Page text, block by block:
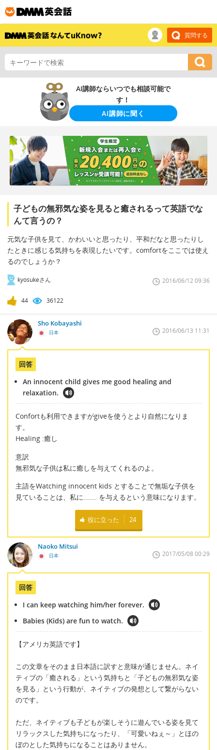
質問する
AI講師ならいつでも相談可能で
す！
AI講師に聞く
子どもの無邪気な姿を見ると癒されるって英語でな
んて言うの？
元気な子供を見て、かわいいと思ったり、平和だなと思ったりし
たときに感じる気持ちを表現したいです。comfortをここでは使え
るのでしょうか？
kyosukeさん 2016/06/12 09:36
44 36122
Sho Kobayashi
日本 2016/06/13 11:31
回答
An innocent child gives me good healing and
relaxation.
Confortも利用できますがgiveを使うとより自然になりま
す。
Healing :癒し
意訳
無邪気な子供は私に癒しを与えてくれるのよ。
主語をWatching innocent kids とすることで無垢な子供を
見ていることは、私に....... を与えるという意味になります。
役に立った 24
Naoko Mitsui
日本 2017/05/08 00:29
回答
I can keep watching him/her forever.
Babies (Kids) are fun to watch.
【アメリカ英語です】
この文章をそのまま日本語に訳すと意味が通じません。ネイ
ティブの「癒される」という気持ちと「子どもの無邪気な姿
を見る」という行動が、ネイティブの発想として繋がらない
のです。
ただ、ネイティブも子どもが楽しそうに遊んでいる姿を見て
リラックスした気持ちになったり、「可愛いねぇ～」とほの
ぼのとした気持ちになることはありません。